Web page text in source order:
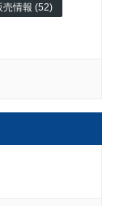
売情報 (52)